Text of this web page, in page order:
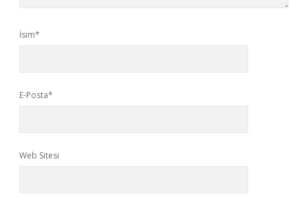
İsim*
E-Posta*
Web Sitesi